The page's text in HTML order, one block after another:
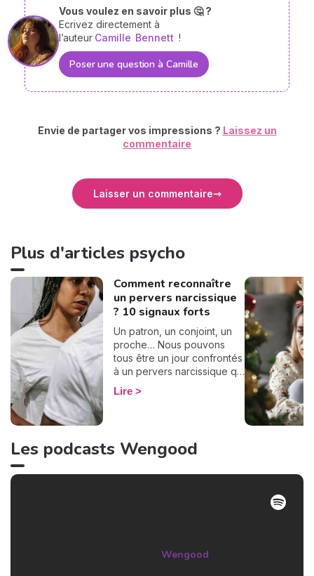
Vous voulez en savoir plus 🤔 ?
Ecrivez directement à
l’auteur Camille Bennett !
Poser une question à Camille
Envie de partager vos impressions ? Laissez un
commentaire
Laisser un commentaire
Plus d'articles psycho
Comment reconnaître
un pervers narcissique
? 10 signaux forts
Un patron, un conjoint, un
proche… Nous pouvons
tous être un jour confrontés
à un pervers narcissique qui
nous entraînera dans une
spirale destructrice.
des signaux forts à repérer
Lire
Les podcasts Wengood
Wengood